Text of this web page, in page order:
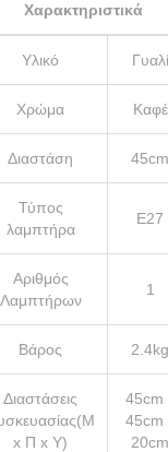
Χαρακτηριστικά
Υλικό Γυαλί
Χρώμα Καφέ
Διαστάση 45cm
Τύπος
λαμπτήρα
Ε27
Αριθμός
Λαμπτήρων
1
Βάρος 2.4kg
Διαστάσεις
x Π x Υ)
45cm
45cm
20cm